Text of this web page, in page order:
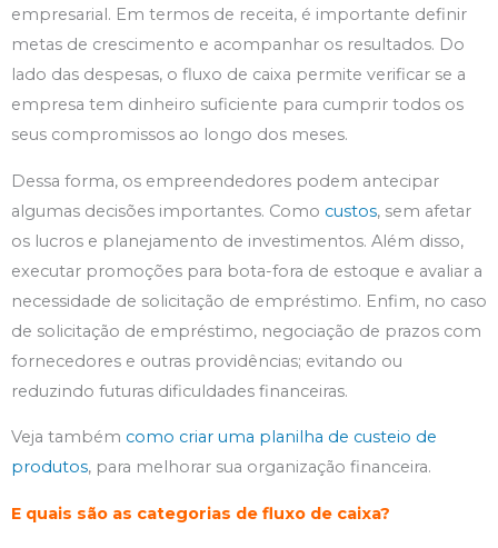
empresarial. Em termos de receita, é importante definir
metas de crescimento e acompanhar os resultados. Do
lado das despesas, o fluxo de caixa permite verificar se a
empresa tem dinheiro suficiente para cumprir todos os
seus compromissos ao longo dos meses.
Dessa forma, os empreendedores podem antecipar
algumas decisões importantes. Como custos, sem afetar
os lucros e planejamento de investimentos. Além disso,
executar promoções para bota-fora de estoque e avaliar a
necessidade de solicitação de empréstimo. Enfim, no caso
de solicitação de empréstimo, negociação de prazos com
fornecedores e outras providências; evitando ou
reduzindo futuras dificuldades financeiras.
Veja também como criar uma planilha de custeio de
produtos, para melhorar sua organização financeira.
E quais são as categorias de fluxo de caixa?